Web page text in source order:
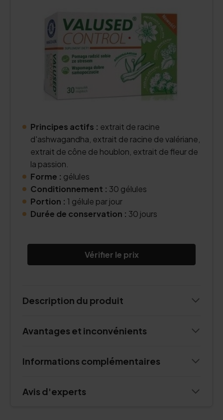
Principes actifs : extrait de racine
d'ashwagandha, extrait de racine de valériane,
extrait de cône de houblon, extrait de fleur de
la passion.
Forme : gélules
Conditionnement : 30 gélules
Portion : 1 gélule par jour
Durée de conservation : 30 jours
Vérifier le prix
Description du produit
Avantages et inconvénients
Informations complémentaires
Avis d'experts